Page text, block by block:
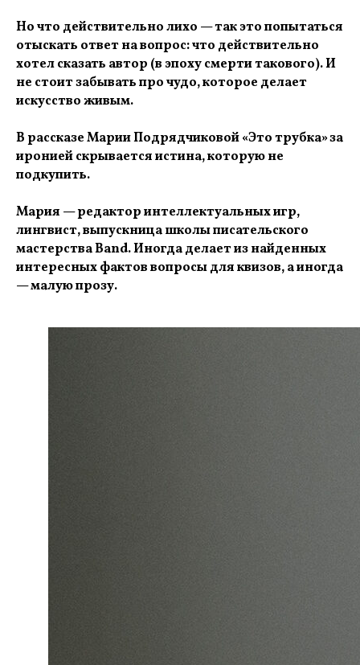
Но что действительно лихо — так это попытаться
отыскать ответ на вопрос: что действительно
хотел сказать автор (в эпоху смерти такового). И
не стоит забывать про чудо, которое делает
искусство живым.
В рассказе Марии Подрядчиковой «Это трубка» за
иронией скрывается истина, которую не
подкупить.
Мария — редактор интеллектуальных игр,
лингвист, выпускница школы писательского
мастерства Band. Иногда делает из найденных
интересных фактов вопросы для квизов, а иногда
— малую прозу.